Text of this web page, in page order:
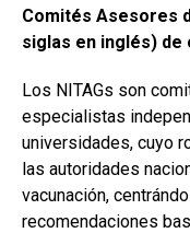
Comités Asesores
siglas en inglés) de
Los NITAGs son
especialistas
universidades, cuyo
las autoridades
vacunación,
recomendaciones